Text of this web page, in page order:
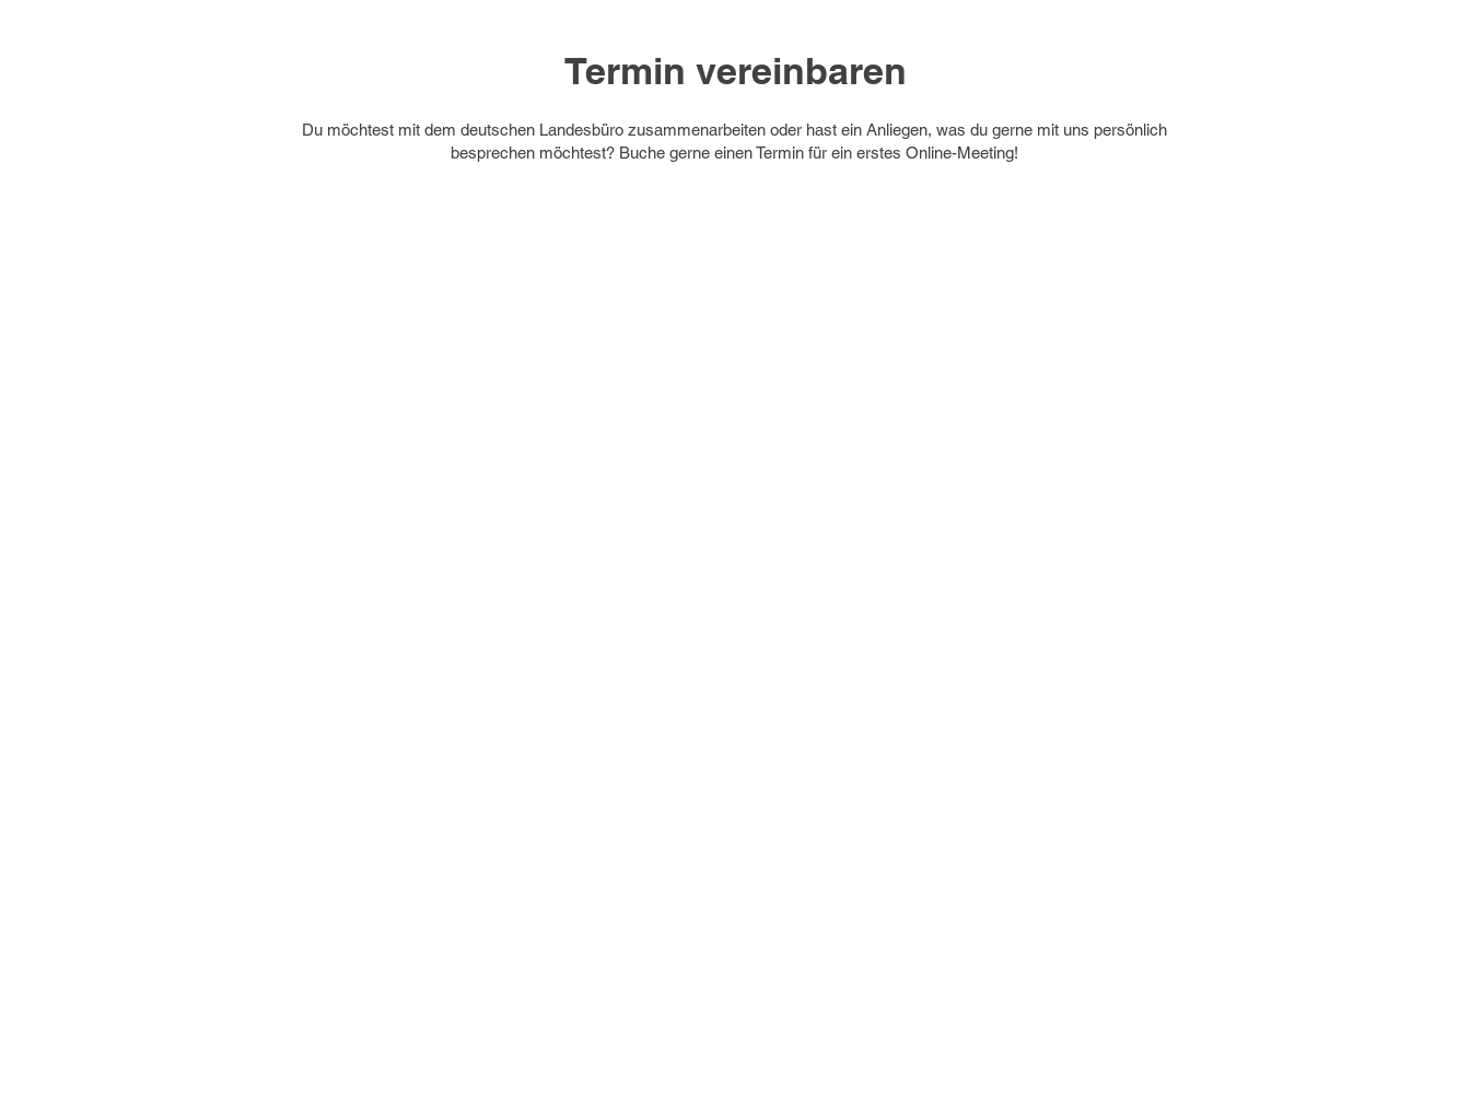
sehr, diese Erfahrungen beim DBJW
einbringen und die deutsch-baltischen
Beziehungen aktiv fördern zu können.
Termin vereinbaren
Du möchtest mit dem deutschen Landesbüro zusammenarbeiten oder hast ein Anliegen, was du gerne mit uns persönlich
besprechen möchtest? Buche gerne einen Termin für ein erstes Online-Meeting!